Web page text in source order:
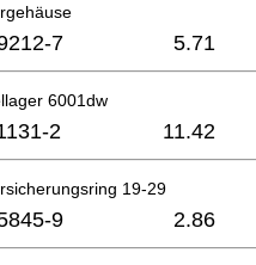
7 5.71
6001dw
2 11.42
19-29
9 2.86